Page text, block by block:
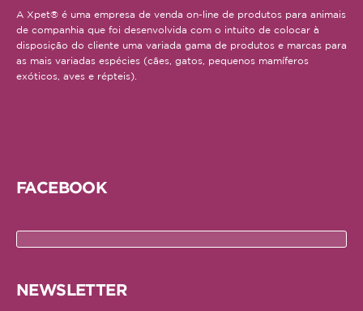
A Xpet® é uma empresa de venda on-line de produtos para animais
de companhia que foi desenvolvida com o intuito de colocar à
disposição do cliente uma variada gama de produtos e marcas para
as mais variadas espécies (cães, gatos, pequenos mamíferos
exóticos, aves e répteis).
FACEBOOK
NEWSLETTER